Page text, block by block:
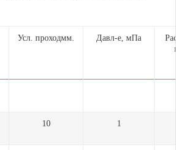
Усл. проходмм. Давл-е, мПа
10 1